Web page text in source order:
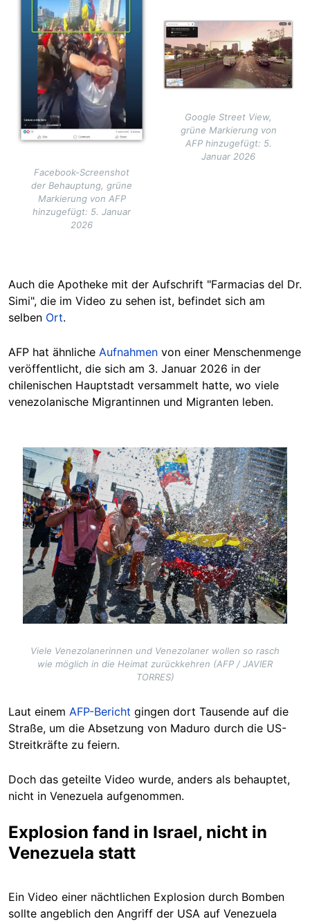
Facebook-Screenshot
der Behauptung, grüne
Markierung von AFP
hinzugefügt: 5. Januar
2026
Image
Google Street View,
grüne Markierung von
AFP hinzugefügt: 5.
Januar 2026
Auch die Apotheke mit der Aufschrift "Farmacias del Dr.
Simi", die im Video zu sehen ist, befindet sich am
selben Ort.
AFP hat ähnliche Aufnahmen von einer Menschenmenge
veröffentlicht, die sich am 3. Januar 2026 in der
chilenischen Hauptstadt versammelt hatte, wo viele
venezolanische Migrantinnen und Migranten leben.
Image
Viele Venezolanerinnen und Venezolaner wollen so rasch
wie möglich in die Heimat zurückkehren (AFP / JAVIER
TORRES)
Laut einem AFP-Bericht gingen dort Tausende auf die
Straße, um die Absetzung von Maduro durch die US-
Streitkräfte zu feiern.
Doch das geteilte Video wurde, anders als behauptet,
nicht in Venezuela aufgenommen.
Explosion fand in Israel, nicht in
Venezuela statt
Ein Video einer nächtlichen Explosion durch Bomben
sollte angeblich den Angriff der USA auf Venezuela